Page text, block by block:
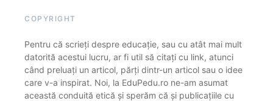
COPYRIGHT
Pentru că scrieți despre educație, sau cu atât mai mult
datorită acestui lucru, ar fi util să citați cu link, atunci
când preluați un articol, părți dintr-un articol sau o idee
care v-a inspirat. Noi, la EduPedu.ro ne-am asumat
această conduită etică și sperăm că și publicațiile cu